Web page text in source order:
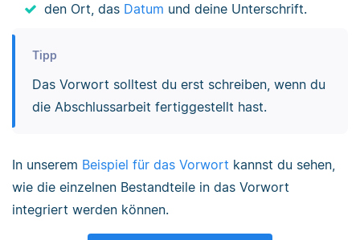
den Ort, das Datum und deine Unterschrift.
Tipp
Das Vorwort solltest du erst schreiben, wenn du
die Abschlussarbeit fertiggestellt hast.
In unserem Beispiel für das Vorwort kannst du sehen,
wie die einzelnen Bestandteile in das Vorwort
integriert werden können.